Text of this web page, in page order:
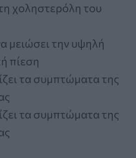
χοληστερόλη του
μειώσει την υψηλή
πίεση
τα συμπτώματα της
τα συμπτώματα της